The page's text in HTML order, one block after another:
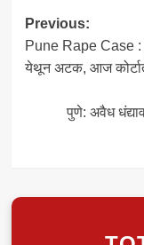
Post
Previous:
Pune Rape Case :
येथून अटक, आज
पुणे: अवैध